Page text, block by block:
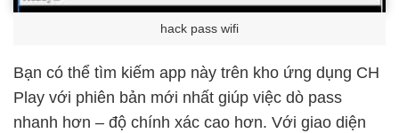
hack pass wifi
Bạn có thể tìm kiếm app này trên kho ứng dụng CH
Play với phiên bản mới nhất giúp việc dò pass
nhanh hơn – độ chính xác cao hơn. Với giao diện